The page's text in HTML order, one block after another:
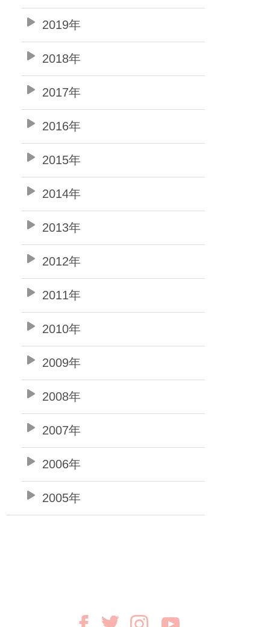
2019年
2018年
2017年
2016年
2015年
2014年
2013年
2012年
2011年
2010年
2009年
2008年
2007年
2006年
2005年